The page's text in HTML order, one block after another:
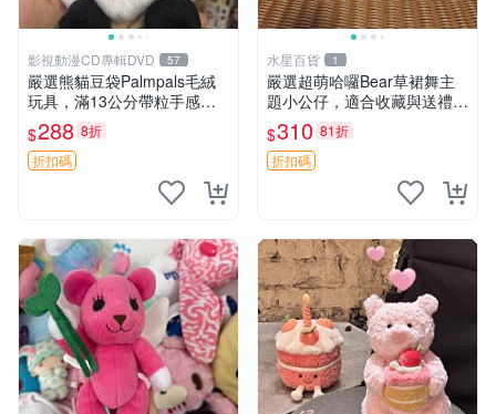
影視動漫CD專輯DVD 57
嚴選熊貓豆袋Palmpals毛絨
玩具，滿13公分帶粒手感極
佳，電影主題周邊推薦 熊貓
Palmpals 毛絨玩具 豆袋 劇場
版周邊
$288 8折
折扣碼
水星百貨 1
嚴選超萌哈囉Bear草裙舞主
題小公仔，適合收藏與送禮 1
00 克 哈囉Bear 草裙舞
$310 81折
折扣碼